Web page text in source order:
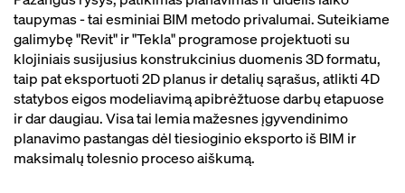
taupymas - tai esminiai BIM metodo privalumai. Suteikiame
galimybę "Revit" ir "Tekla" programose projektuoti su
klojiniais susijusius konstrukcinius duomenis 3D formatu,
taip pat eksportuoti 2D planus ir detalių sąrašus, atlikti 4D
statybos eigos modeliavimą apibrėžtuose darbų etapuose
ir dar daugiau. Visa tai lemia mažesnes įgyvendinimo
planavimo pastangas dėl tiesioginio eksporto iš BIM ir
maksimalų tolesnio proceso aiškumą.